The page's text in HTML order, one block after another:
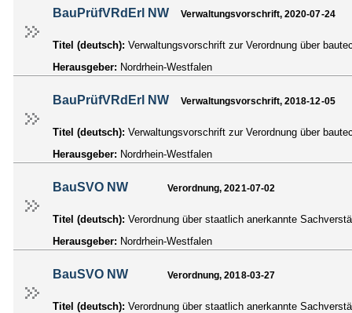
BauPrüfVRdErl NW Verwaltungsvorschrift, 2020-07-24
Titel (deutsch): Verwaltungsvorschrift zur Verordnung über
Herausgeber: Nordrhein-Westfalen
BauPrüfVRdErl NW Verwaltungsvorschrift, 2018-12-05
Titel (deutsch): Verwaltungsvorschrift zur Verordnung über
Herausgeber: Nordrhein-Westfalen
BauSVO NW Verordnung, 2021-07-02
Titel (deutsch): Verordnung über staatlich anerkannte
Herausgeber: Nordrhein-Westfalen
BauSVO NW Verordnung, 2018-03-27
Titel (deutsch): Verordnung über staatlich anerkannte